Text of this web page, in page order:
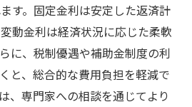
す。固定金利は安定した返済計
動金利は経済状況に応じた柔軟
に、税制優遇や補助金制度の利
と、総合的な費用負担を軽減で
、専門家への相談を通じてより